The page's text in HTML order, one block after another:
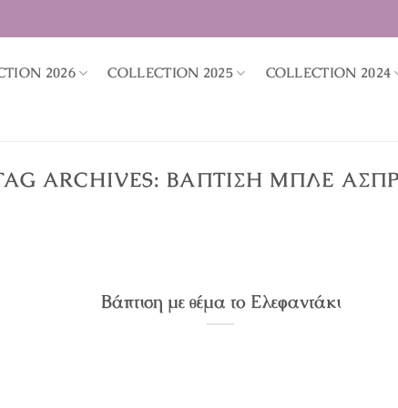
2026 COLLECTION 2025 COLLECTION 2024
ARCHIVES: ΒΆΠΤΙΣΗ ΜΠΛΕ
Βάπτιση με θέμα το Ελεφαντάκι